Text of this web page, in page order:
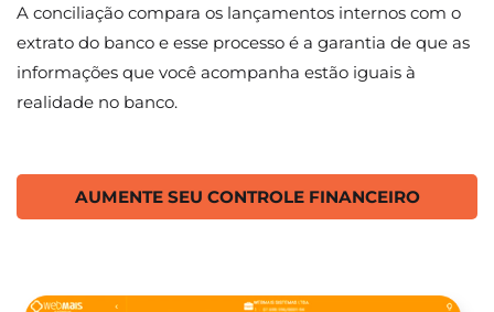
A conciliação compara os lançamentos internos com o
extrato do banco e esse processo é a garantia de que as
informações que você acompanha estão iguais à
realidade no banco.
AUMENTE SEU CONTROLE FINANCEIRO